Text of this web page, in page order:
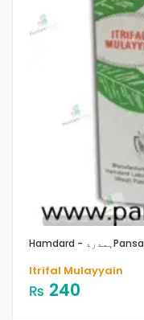
Hamdard - ہمدرد
Itrifal Mulayyain
₨ 240